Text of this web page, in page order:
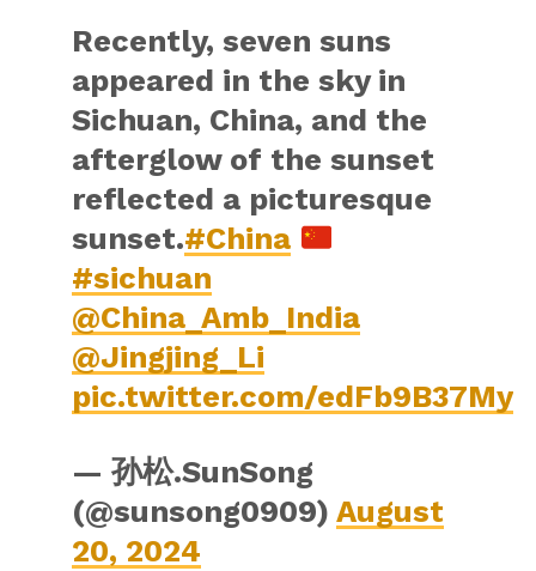
Recently, seven suns
appeared in the sky in
Sichuan, China, and the
afterglow of the sunset
reflected a picturesque
sunset.#China
#sichuan
@China_Amb_India
@Jingjing_Li
pic.twitter.com/edFb9B37My
— 孙松.SunSong
(@sunsong0909) August
20, 2024